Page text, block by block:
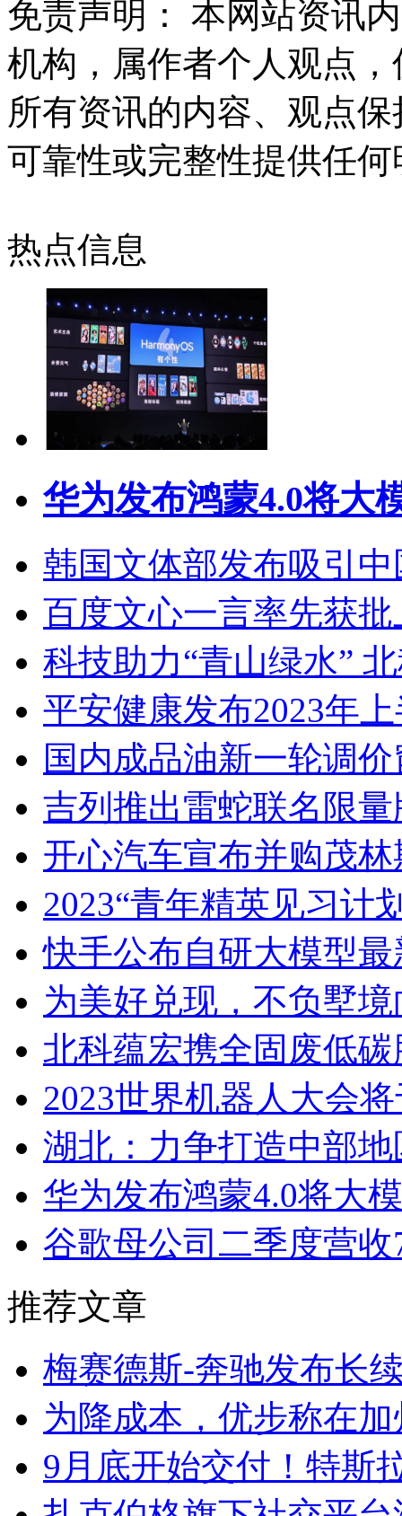
免责声明： 本网站资讯
机构，属作者个人观点
所有资讯的内容、观点
可靠性或完整性提供任
热点信息
华为发布鸿蒙4.0将大
韩国文体部发布吸引
百度文心一言率先获
科技助力“青山绿水”
平安健康发布2023年
国内成品油新一轮调
吉列推出雷蛇联名限
开心汽车宣布并购茂
2023“青年精英见习计
快手公布自研大模型
为美好兑现，不负墅
北科蕴宏携全固废低
2023世界机器人大会
湖北：力争打造中部
华为发布鸿蒙4.0将大
谷歌母公司二季度营
推荐文章
梅赛德斯-奔驰发布长
为降成本，优步称在
9月底开始交付！特斯